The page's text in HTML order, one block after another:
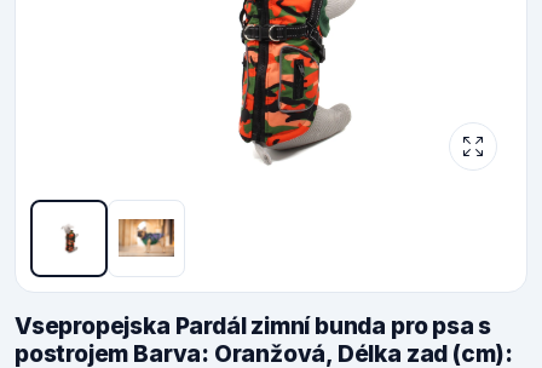
Vsepropejska Pardál zimní bunda pro psa s
postrojem Barva: Oranžová, Délka zad (cm):